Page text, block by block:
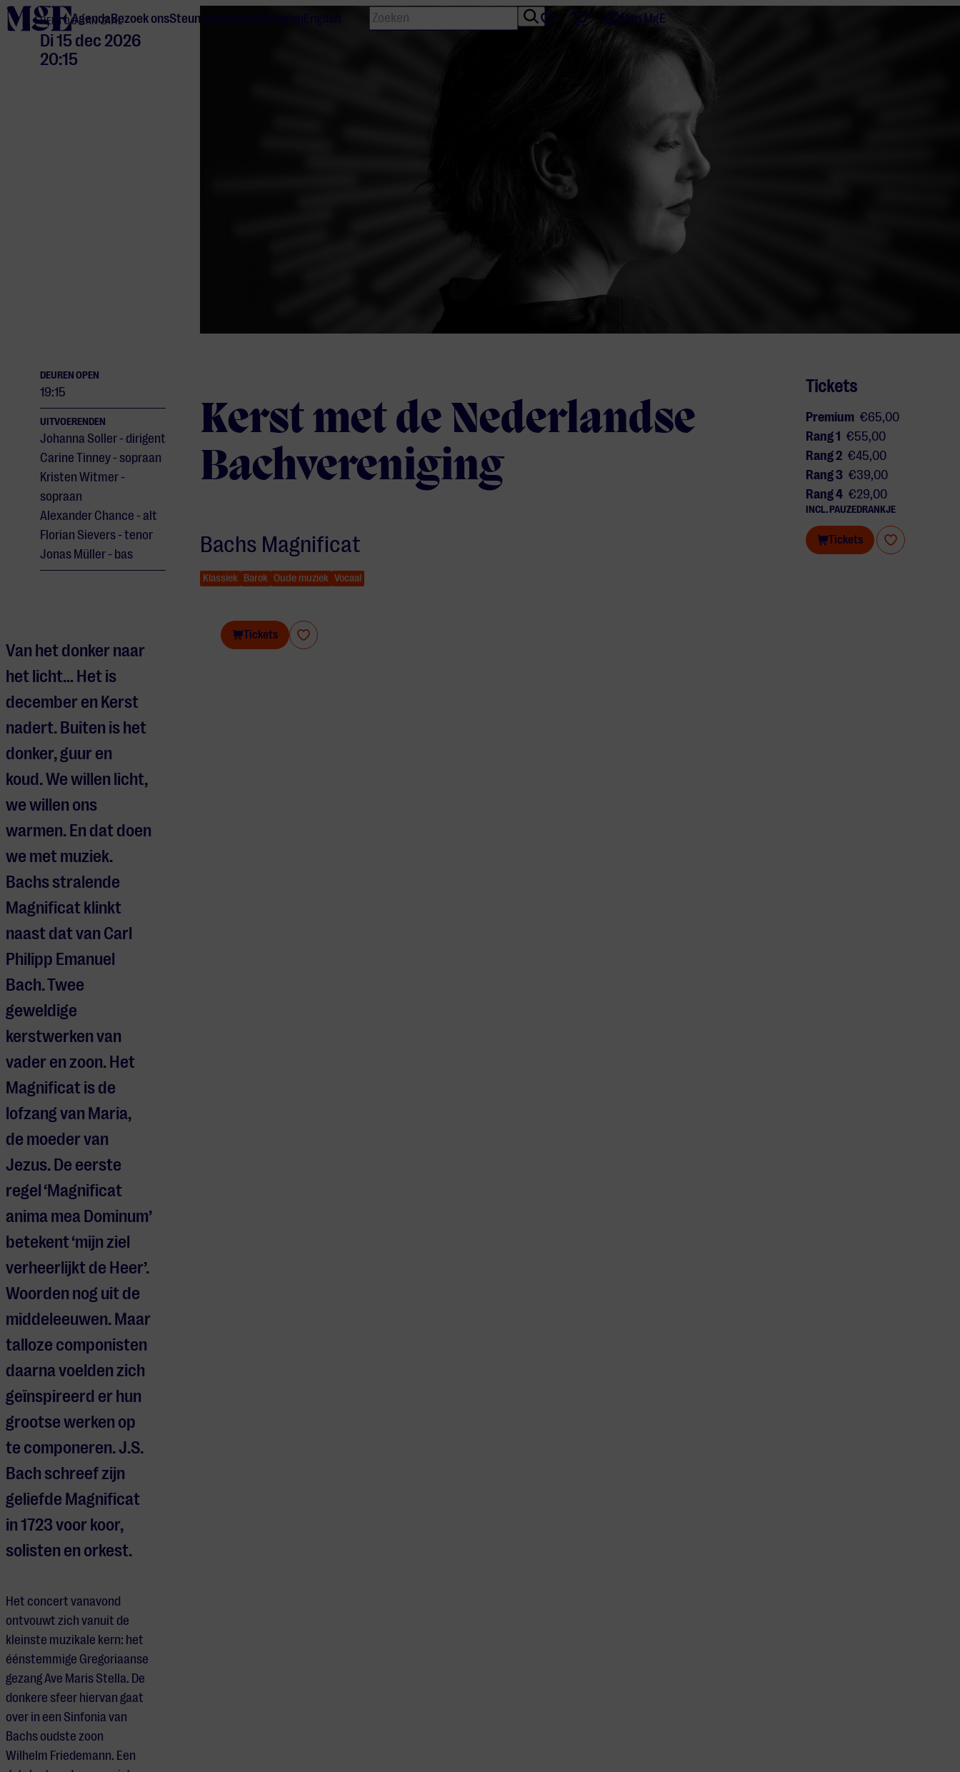
home
AgendaBezoek onsSteun en verbindVerhalen Zoeken Favorieten
TicketsMijn MgE
HERTOG JAN ZAAL
Di 15 dec 2026
20:15
DEUREN OPEN
19:15
UITVOERENDEN
Johanna Soller - dirigent
Carine Tinney - sopraan
Kristen Witmer -
sopraan
Alexander Chance - alt
Florian Sievers - tenor
Jonas Müller - bas
Kerst met de Nederlandse
Bachvereniging
Bachs Magnificat
Klassiek Barok Oude muziek Vocaal
Tickets
Premium €65,00
Rang 1 €55,00
Rang 2 €45,00
Rang 3 €39,00
Rang 4 €29,00
INCL. PAUZEDRANKJE
Tickets
Tickets
Van het donker naar
het licht… Het is
december en Kerst
nadert. Buiten is het
donker, guur en
koud. We willen licht,
we willen ons
warmen. En dat doen
we met muziek.
Bachs stralende
Magnificat klinkt
naast dat van Carl
Philipp Emanuel
Bach. Twee
geweldige
kerstwerken van
vader en zoon. Het
Magnificat is de
lofzang van Maria,
de moeder van
Jezus. De eerste
regel ‘Magnificat
anima mea Dominum’
betekent ‘mijn ziel
verheerlijkt de Heer’.
Woorden nog uit de
middeleeuwen. Maar
talloze componisten
daarna voelden zich
geïnspireerd er hun
grootse werken op
te componeren. J.S.
Bach schreef zijn
geliefde Magnificat
in 1723 voor koor,
solisten en orkest.
Het concert vanavond
ontvouwt zich vanuit de
kleinste muzikale kern: het
éénstemmige Gregoriaanse
gezang Ave Maris Stella. De
donkere sfeer hiervan gaat
over in een Sinfonia van
Bachs oudste zoon
Wilhelm Friedemann. Een